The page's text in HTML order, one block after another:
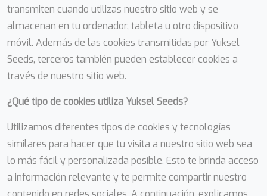
transmiten cuando utilizas nuestro sitio web y se
almacenan en tu ordenador, tableta u otro dispositivo
móvil. Además de las cookies transmitidas por Yuksel
Seeds, terceros también pueden establecer cookies a
través de nuestro sitio web.
¿Qué tipo de cookies utiliza Yuksel Seeds?
Utilizamos diferentes tipos de cookies y tecnologías
similares para hacer que tu visita a nuestro sitio web sea
lo más fácil y personalizada posible. Esto te brinda acceso
a información relevante y te permite compartir nuestro